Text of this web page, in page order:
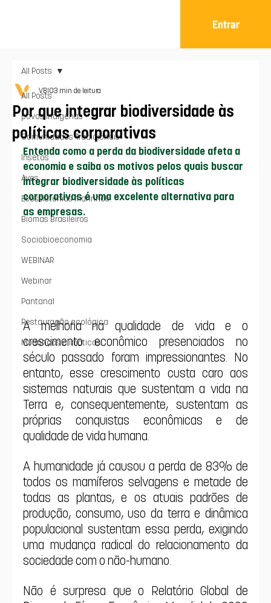
Entrar
All Posts
povos indígenas
Comunidades Tradicionais
Insetos
Aves
Ecossistemas marinhos
Biomas Brasileiros
Sociobioeconomia
WEBINAR
Webinar
Pantanal
Restauração ecológica
Mudanças climáticas
All Posts
Por que integrar biodiversidade às
políticas corporativas
VBIO3 min de leitura
Entenda como a perda da biodiversidade afeta a
economia e saiba os motivos pelos quais buscar
integrar biodiversidade às políticas
corporativas é uma excelente alternativa para
as empresas.
A melhoria na qualidade de vida e o
crescimento econômico presenciados no
século passado foram impressionantes. No
entanto, esse crescimento custa caro aos
sistemas naturais que sustentam a vida na
Terra e, consequentemente, sustentam as
próprias conquistas econômicas e de
qualidade de vida humana.
A humanidade já causou a perda de 83% de
todos os mamíferos selvagens e metade de
todas as plantas, e os atuais padrões de
produção, consumo, uso da terra e dinâmica
populacional sustentam essa perda, exigindo
uma mudança radical do relacionamento da
sociedade com o não-humano.
Não é surpresa que o Relatório Global de